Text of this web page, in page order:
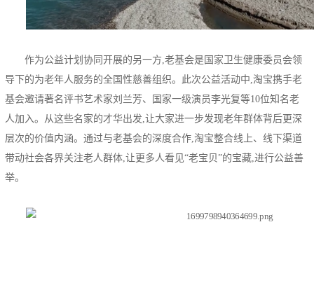
作为公益计划协同开展的另一方,老基会是国家卫生健康委员会领
导下的为老年人服务的全国性慈善组织。 此次公益活动中,淘宝携手老
基会邀请著名评书艺术家刘兰芳、国家一级演员李光复等10位知名老
人加入。从这些名家的才华出发,让大家进一步发现老年群体背后更深
层次的价值内涵。通过与老基会的深度合作,淘宝整合线上、线下渠道
带动社会各界关注老人群体,让更多人看见“老宝贝”的宝藏,进行公益善
举。